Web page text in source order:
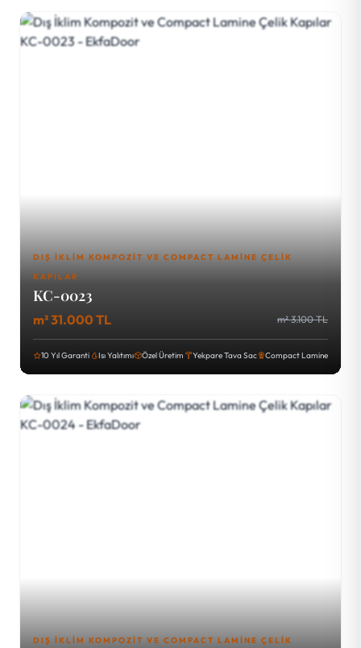
DIŞ İKLIM KOMPOZIT VE COMPACT LAMINE ÇELIK
KAPILAR
KC-0023
m² 31.000 TL m² 3.100 TL
10 Yıl Garanti Isı Yalıtımı Özel Üretim Yekpare Tava Sac Compact Lamine
DIŞ İKLIM KOMPOZIT VE COMPACT LAMINE ÇELIK